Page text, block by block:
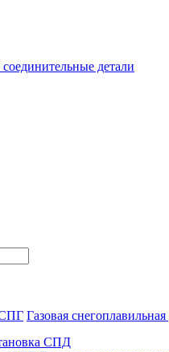
детали
Газовая
СПД